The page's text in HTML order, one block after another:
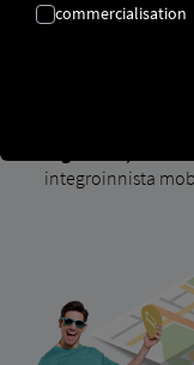
enemmän: Se
Tällä sivulla opit
integroinnista
commercialisation